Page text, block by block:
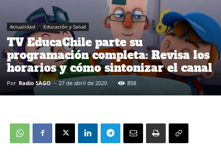
Actualidad Educación y Salud
TV EducaChile parte su
programación completa: Revisa los
horarios y cómo sintonizar el canal
Por Radio SAGO - 27 de abril de 2020 858